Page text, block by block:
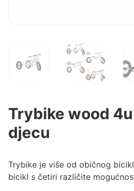
Trybike wood
djecu
Trybike je više od običnog
bicikl s četiri različite